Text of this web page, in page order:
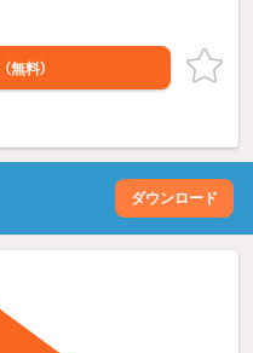
（無料）
ダウンロード